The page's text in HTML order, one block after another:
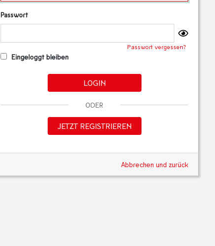
Passwort
Passwort vergessen?
Eingeloggt bleiben
LOGIN
ODER
JETZT REGISTRIEREN
Abbrechen und zurück